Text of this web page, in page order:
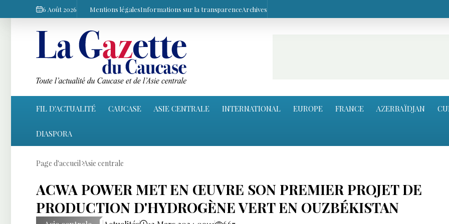
6 Août 2026 Mentions légalesInformations sur la transparenceArchives
FIL D'ACTUALITÉ CAUCASE ASIE CENTRALE INTERNATIONAL EUROPE FRANCE AZERBAÏDJAN
DIASPORA
Page d'accueil Asie centrale
ACWA POWER MET EN ŒUVRE SON PREMIER PROJET DE
PRODUCTION D'HYDROGÈNE VERT EN OUZBÉKISTAN